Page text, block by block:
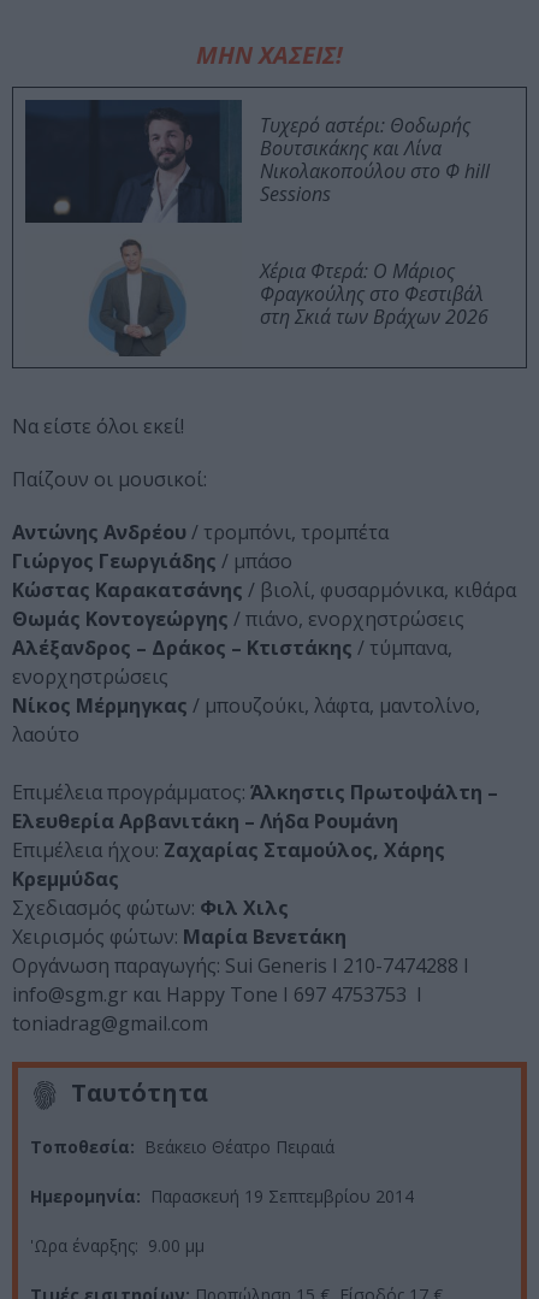
ΜΗΝ ΧΑΣΕΙΣ!
Τυχερό αστέρι: Θοδωρής
Βουτσικάκης και Λίνα
Νικολακοπούλου στο Φ hill
Sessions
Χέρια Φτερά: Ο Μάριος
Φραγκούλης στο Φεστιβάλ
στη Σκιά των Βράχων 2026
Να είστε όλοι εκεί!
Παίζουν οι μουσικοί:
Αντώνης Ανδρέου / τρομπόνι, τρομπέτα
Γιώργος Γεωργιάδης / μπάσο
Κώστας Καρακατσάνης / βιολί, φυσαρμόνικα, κιθάρα
Θωμάς Κοντογεώργης / πιάνο, ενορχηστρώσεις
Αλέξανδρος – Δράκος – Κτιστάκης / τύμπανα,
ενορχηστρώσεις
Νίκος Μέρμηγκας / μπουζούκι, λάφτα, μαντολίνο,
λαούτο
Επιμέλεια προγράμματος: Άλκηστις Πρωτοψάλτη –
Ελευθερία Αρβανιτάκη – Λήδα Ρουμάνη
Επιμέλεια ήχου: Ζαχαρίας Σταμούλος, Χάρης
Κρεμμύδας
Σχεδιασμός φώτων: Φιλ Χιλς
Χειρισμός φώτων: Μαρία Βενετάκη
Οργάνωση παραγωγής: Sui Generis I 210-7474288 Ι
info@sgm.gr και Happy Tone I 697 4753753 I
toniadrag@gmail.com
Ταυτότητα
Τοποθεσία: Βεάκειο Θέατρο Πειραιά
Ημερομηνία: Παρασκευή 19 Σεπτεμβρίου 2014
'Ωρα έναρξης: 9.00 μμ